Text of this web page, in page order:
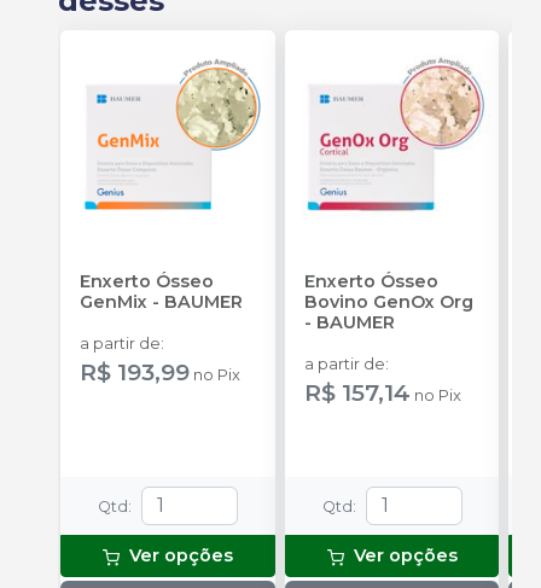
Enxerto Ósseo
GenMix - BAUMER
a partir de:
R$ 193,99 no Pix
Qtd :
Ver opções
Enxerto Ósseo
Bovino GenOx Org
- BAUMER
a partir de:
R$ 157,14 no Pix
Qtd :
Ver opções